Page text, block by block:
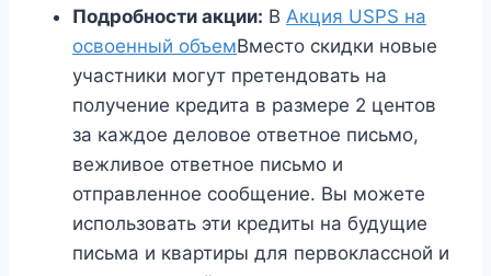
Подробности акции: В Акция USPS на
освоенный объемВместо скидки новые
участники могут претендовать на
получение кредита в размере 2 центов
за каждое деловое ответное письмо,
вежливое ответное письмо и
отправленное сообщение. Вы можете
использовать эти кредиты на будущие
письма и квартиры для первоклассной и